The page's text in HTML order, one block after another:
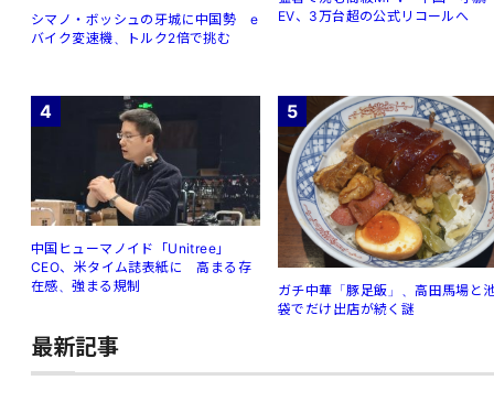
シマノ・ボッシュの牙城に中国勢 e
バイク変速機、トルク2倍で挑む
EV、3万台超の公式リコールへ
4
中国ヒューマノイド「Unitree」
CEO、米タイム誌表紙に 高まる存
在感、強まる規制
5
ガチ中華「豚足飯」、高田馬場と
袋でだけ出店が続く謎
最新記事